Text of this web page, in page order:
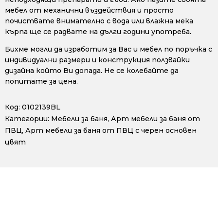
мебел от механични въздействия и просто
почиствате внимателно с вода или влажна мека
кърпа ще се радвате на дълги години употреба.
Бихме могли да изработим за Вас и мебел по поръчка с
индивидуални размери и конструкция ползвайки
дизайна който Ви допада. Не се колебайте да
попитате за цена.
Код: 0102139BL
Категории: Мебели за баня, Арт мебели за баня от
ПВЦ, Арт мебели за баня от ПВЦ с черен основен
цвят